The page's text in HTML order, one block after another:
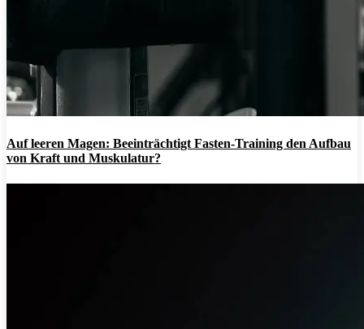
Auf leeren Magen: Beeinträchtigt Fasten-Training den Aufbau
von Kraft und Muskulatur?